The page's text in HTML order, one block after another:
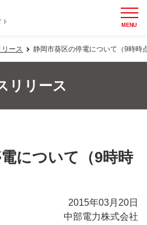
ト MENU
リース 静岡市葵区の停電について（9時時
リリース
について（9時時
2015年03月20日
中部電力株式会社